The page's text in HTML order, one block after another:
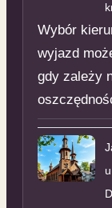
Wybór
wyjazd
gdy zależy